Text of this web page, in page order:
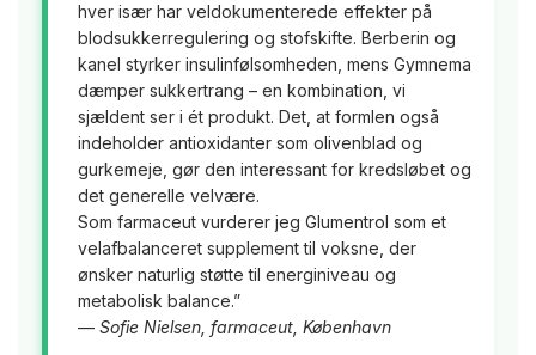
hver især har veldokumenterede effekter på
blodsukkerregulering og stofskifte. Berberin og
kanel styrker insulinfølsomheden, mens Gymnema
dæmper sukkertrang – en kombination, vi
sjældent ser i ét produkt. Det, at formlen også
indeholder antioxidanter som olivenblad og
gurkemeje, gør den interessant for kredsløbet og
det generelle velvære.
Som farmaceut vurderer jeg Glumentrol som et
velafbalanceret supplement til voksne, der
ønsker naturlig støtte til energiniveau og
metabolisk balance.”
— Sofie Nielsen, farmaceut, København